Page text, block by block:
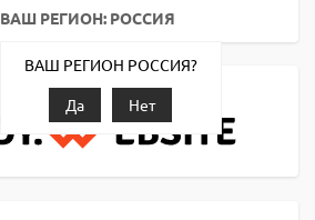
ВАШ РЕГИОН: РОССИЯ
ВАШ РЕГИОН РОССИЯ?
Да
Нет